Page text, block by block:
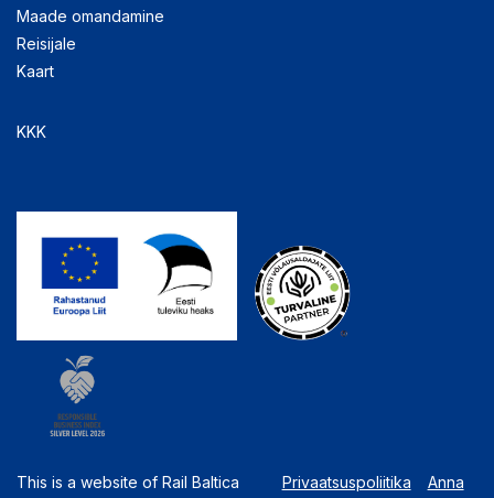
Maade omandamine
Reisijale
Kaart
KKK
This is a website of Rail Baltica Privaatsuspoliitika Anna